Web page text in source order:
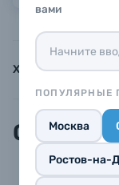
вами
ПОПУЛЯРНЫЕ
Москва
Ростов-на-
Характеристики